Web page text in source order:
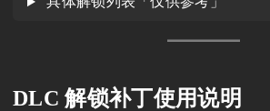
DLC 解锁补丁使用说明